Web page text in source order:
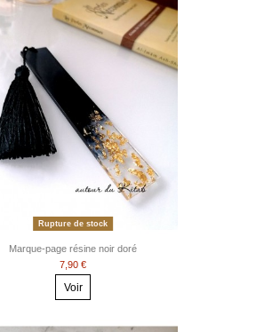
Rupture de stock
Marque-page résine noir doré
7,90 €
Voir